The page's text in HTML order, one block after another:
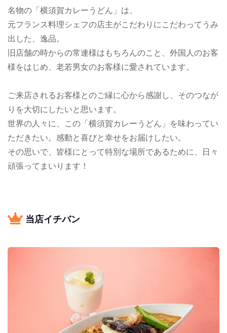
名物の「横須賀カレーうどん」は、
元フランス料理シェフの店主がこだわりにこだわってうみ
出した、逸品。
旧店舗の時からの常連様はもちろんのこと、外国人のお客
様をはじめ、老若男女のお客様に愛されています。
ご来店されるお客様とのご縁に心から感謝し、そのつなが
りを大切にしたいと思います。
世界の人々に、この「横須賀カレーうどん」を味わってい
ただきたい。感動と喜びと幸せをお届けしたい。
その思いで、皆様にとって特別な場所であるために、日々
頑張ってまいります！
当店イチバン